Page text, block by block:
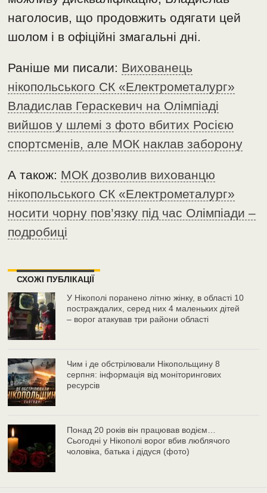
наголосив, що продовжить одягати цей
шолом і в офіційні змагальні дні.
Раніше ми писали: Вихованець
нікопольського СК «Електрометалург»
Владислав Гераскевич на Олімпіаді
вийшов у шлемі з фото вбитих Росією
спортсменів, але МОК наклав заборону
А також: МОК дозволив вихованцю
нікопольського СК «Електрометалург»
носити чорну пов’язку під час Олімпіади –
подробиці
СХОЖІ ПУБЛІКАЦІЇ
У Нікополі поранено літню жінку, в області 10
постраждалих, серед них 4 маленьких дітей
– ворог атакував три райони області
Чим і де обстрілювали Нікопольщину 8
серпня: інформація від моніторингових
ресурсів
Понад 20 років він працював водієм…
Сьогодні у Нікополі ворог вбив люблячого
чоловіка, батька і дідуся (фото)